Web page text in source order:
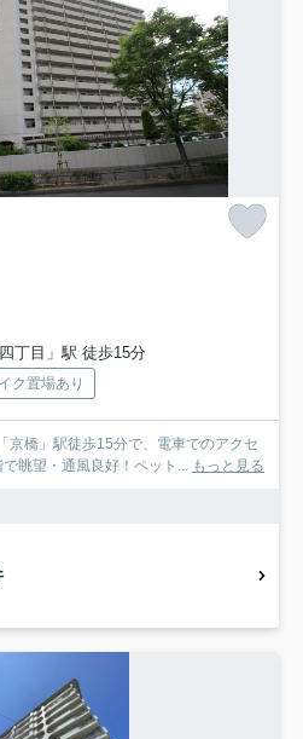
丁目」駅 徒歩15分
ク置場あり
京橋」駅徒歩15分で、電車でのアクセ
眺望・通風良好！ペット... もっと見る